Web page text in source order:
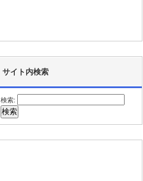
サイト内検索
検索: